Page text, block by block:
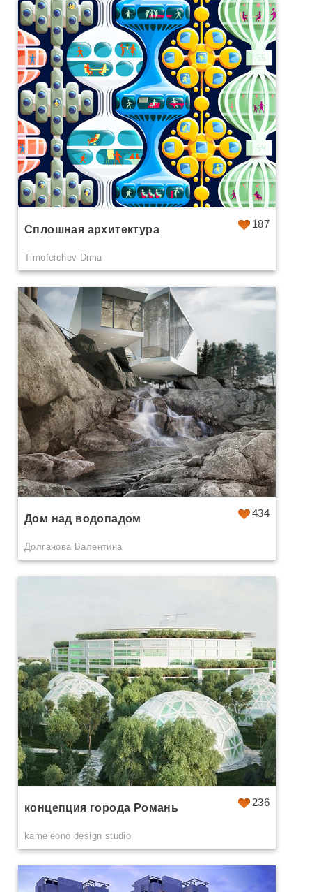
187
Сплошная архитектура
Timofeichev Dima
434
Дом над водопадом
Долганова Валентина
236
концепция города Романь
kameleono design studio